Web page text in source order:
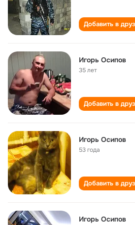
Добавить в
Игорь Осипов
35 лет
Добавить в
Игорь Осипов
53 года
Добавить в
Игорь Осипов